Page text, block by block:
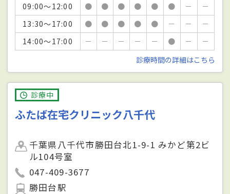
09:00～12:00
● ● ● ● ● ● －
－
13:30～17:00
● ● ● ● ● － －
－
14:00～17:00
－ － － － － ● －
－
診療時間の詳細はこちら
診療中
ふたば在宅クリニック八千代
千葉県八千代市勝田台北1-9-1 みかど第2ビ
ル104号室
047-409-3677
勝田台駅